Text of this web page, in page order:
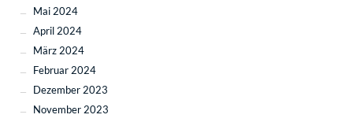
Mai 2024
April 2024
März 2024
Februar 2024
Dezember 2023
November 2023